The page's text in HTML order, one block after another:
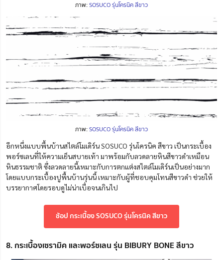
ภาพ:SOSUCO รุ่นโครนิค สีขาว
ภาพ:SOSUCO รุ่นโครนิค สีขาว
อีกหนึ่งแบบพื้นบ้านสไตล์โมเดิร์น SOSUCO รุ่นโครนิค สีขาว เป็นกระเบื้อง
พอร์ซเลนที่ให้ความเย็นสบายเท้า มาพร้อมกับลวดลายหินสีขาวดำเหมือน
หินธรรมชาติ ซึ่งลวดลายนี้เหมาะกับการตกแต่งสไตล์โมเดิร์นเป็นอย่างมาก
โดยแบบกระเบื้องปูพื้นบ้านรุ่นนี้ เหมาะกับผู้ที่ชอบคุมโทนสีขาวดำ ช่วยให้
บรรยากาศโดยรอบดูไม่น่าเบื่อจนเกินไป
ช้อป กระเบื้อง SOSUCO รุ่นโครนิค สีขาว
8. กระเบื้องเซรามิค และพอร์ซเลน รุ่น BIBURY BONE สีขาว